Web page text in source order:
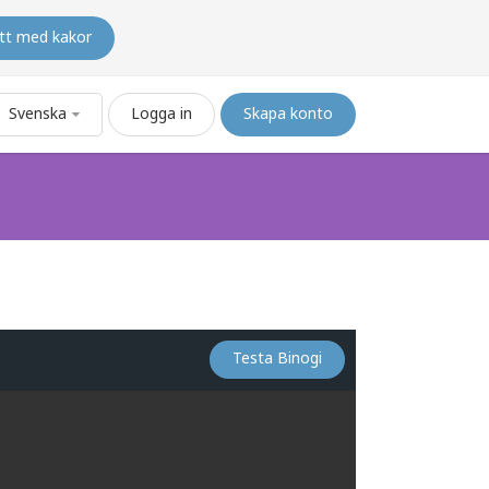
med kakor
Svenska Logga in Skapa konto
Testa Binogi